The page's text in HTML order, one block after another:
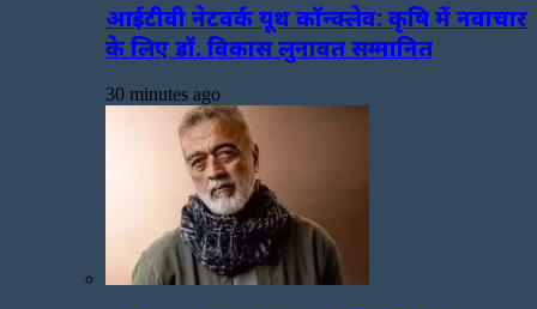
आईटीवी नेटवर्क यूथ कॉन्क्लेव: कृषि में नवाचार
के लिए डॉ. विकास लुनावत सम्मानित
30 minutes ago